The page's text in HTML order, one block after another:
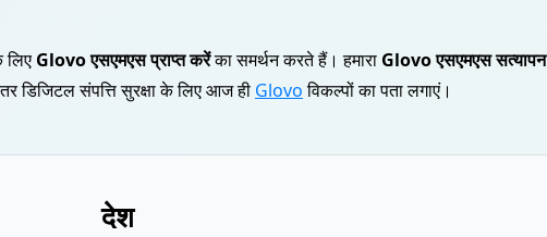
लिए Glovo एसएमएस प्राप्त करेंका समर्थन करते हैं। हमारा Glovo एसएमएस सत्यापन
डिजिटल संपत्ति सुरक्षा के लिए आज ही Glovoविकल्पों का पता लगाएं।
देश